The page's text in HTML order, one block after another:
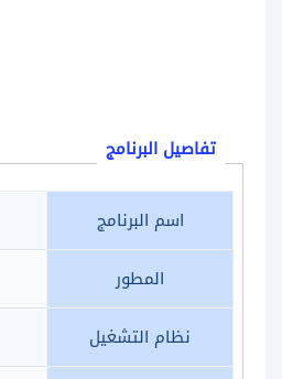
تفاصيل البرنامج
اسم البرنامج
المطور
نظام التشغيل